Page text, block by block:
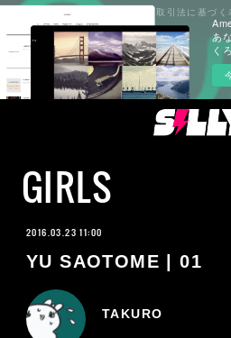
あ
く
GIRLS
2016.03.23 11:00
YU SAOTOME | 01
TAKURO
プライバシーポリシー 特定商取引法に基づく